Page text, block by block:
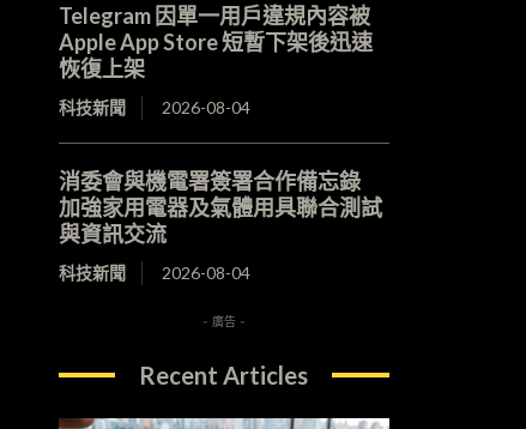
Telegram 因單一用戶違規內容被
Apple App Store 短暫下架後迅速
恢復上架
科技新聞 2026-08-04
消委會與機電署簽署合作備忘錄
加強家用電器及氣體用具聯合測試
與資訊交流
科技新聞 2026-08-04
- 廣告 -
Recent Articles